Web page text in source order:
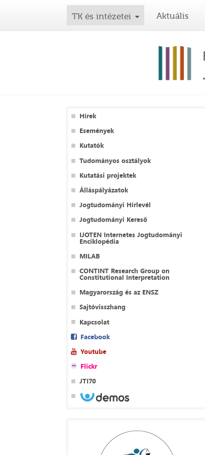
TK és intézetei Aktuális
Hírek
Események
Kutatók
Tudományos osztályok
Kutatási projektek
Álláspályázatok
Jogtudományi Hírlevél
Jogtudományi Kereső
IJOTEN Internetes Jogtudományi
Enciklopédia
MILAB
CONTINT Research Group on
Constitutional Interpretation
Magyarország és az ENSZ
Sajtóvisszhang
Kapcsolat
Facebook
Youtube
Flickr
JTI70